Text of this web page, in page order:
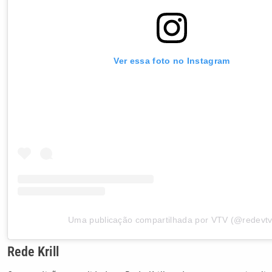
Ver essa foto no Instagram
Uma publicação compartilhada por VTV
Rede Krill